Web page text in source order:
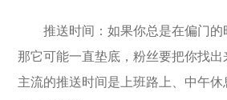
推送时间：如果你总是在偏门的
那它可能一直垫底，粉丝要把你找出
主流的推送时间是上班路上、中午